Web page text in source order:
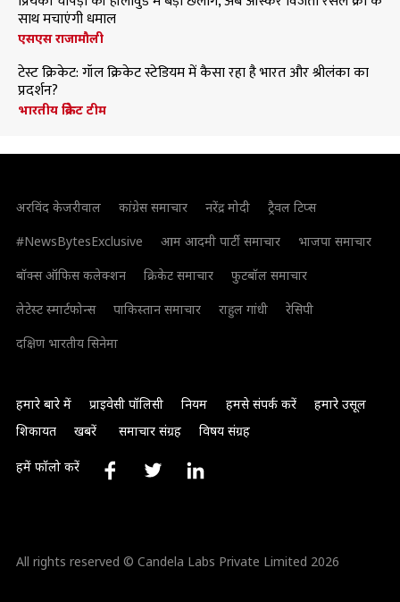
साथ मचाएंगी धमाल
एसएस राजामौली
टेस्ट क्रिकेट: गॉल क्रिकेट स्टेडियम में कैसा रहा है भारत और श्रीलंका का
प्रदर्शन?
भारतीय क्रिकेट टीम
अरविंद केजरीवाल कांग्रेस समाचार नरेंद्र मोदी
ट्रैवल टिप्स
#NewsBytesExclusive
आम आदमी पार्टी समाचार
भाजपा समाचार
बॉक्स ऑफिस कलेक्शन
क्रिकेट समाचार
फुटबॉल समाचार
लेटेस्ट स्मार्टफोन्स
पाकिस्तान समाचार राहुल गांधी
रेसिपी
दक्षिण भारतीय सिनेमा
हमारे बारे में प्राइवेसी पॉलिसी नियम हमसे संपर्क करें
हमारे उसूल
शिकायत
खबरें समाचार संग्रह विषय संग्रह
हमें फॉलो करें
All rights reserved © Candela Labs Private Limited 2026